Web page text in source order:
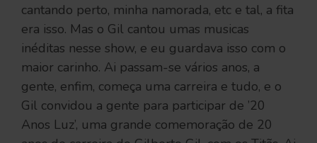
cantando perto, minha namorada, etc e tal, a fita
era isso. Mas o Gil cantou umas musicas
inéditas nesse show, e eu guardava isso com o
maior carinho. Ai passam-se vários anos, a
gente, enfim, começa uma carreira e tudo, e o
Gil convidou a gente para participar de ’20
Anos Luz’, uma grande comemoração de 20